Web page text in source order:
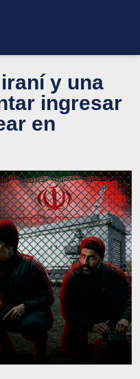
y una
ingresar
en